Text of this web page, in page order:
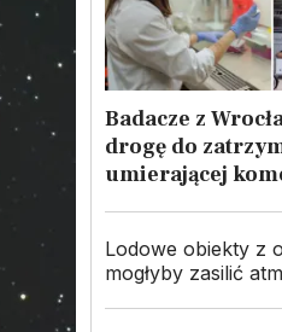
Badacze z
drogę do
umierającej
Lodowe obiekty z
mogłyby zasilić